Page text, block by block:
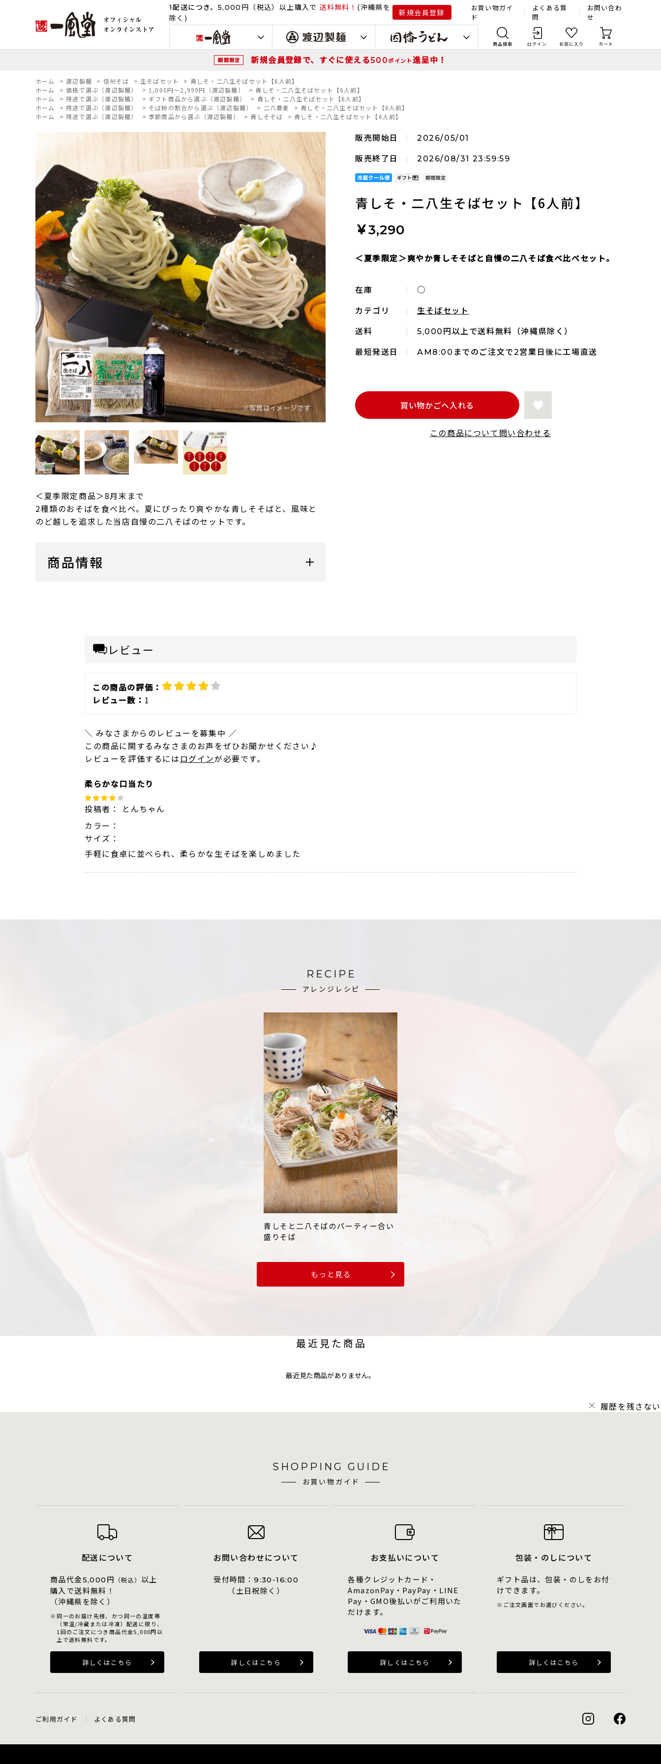
1配送につき、5,000 円（税込） 以上購入で 送料無料！ (沖縄県を
除く)
新規会員登録
お買い物ガイ
ド
よくある質
問
お問い合わ
せ
商品検索 ログイン お気に入り カート
期間限定 新規会員登録で、すぐに使える500ポイント進呈中！
ホーム >渡辺製麺 > 信州そば > 生そばセット > 青しそ・二八生そばセット【6人前】
ホーム
>価格で選ぶ（渡辺製麺） > 1,000円～2,999円（渡辺製麺） > 青しそ・二八生そばセット【6人前】
ホーム
> 用途で選ぶ（渡辺製麺） > ギフト商品から選ぶ（渡辺製麺） > 青しそ・二八生そばセット【6人前】
ホーム
> 用途で選ぶ（渡辺製麺） > そば粉の割合から選ぶ（渡辺製麺） > 二八蕎麦 > 青しそ・二八生そばセット【6人前】
ホーム
> 用途で選ぶ（渡辺製麺） > 季節商品から選ぶ（渡辺製麺） > 青しそそば > 青しそ・二八生そばセット【6人前】
＜夏季限定商品＞8月末まで
2種類のおそばを食べ比べ。夏にぴったり爽やかな青しそそばと、風味と
のど越しを追求した当店自慢の二八そばのセットです。
商品情報
＜夏季限定＞爽やか青しそそばと自慢の二八そば食べ比べセット。
青しそ・二八生そばセット【6人前】
￥3,290
販売開始日 2026/05/01
販売終了日 2026/08/31 23:59:59
在庫 ○
カテゴリ 生そばセット
送料 5,000円以上で送料無料（沖縄県除く）
最短発送日 AM8:00までのご注文で2営業日後に工場直送
買い物かごへ入れる
この商品について問い合わせる
レビュー
この商品の評価：
レビュー数： 1
＼ みなさまからのレビューを募集中 ／
この商品に関するみなさまのお声をぜひお聞かせください♪
レビューを評価するには ログインが必要です。
柔らかな口当たり
投稿者：
とんちゃん
カラー：
サイズ：
手軽に食卓に並べられ、柔らかな生そばを楽しめました
RECIPE
アレンジレシピ
青しそと二八そばのパーティー合い
盛りそば
もっと見る
最近見た商品
最近見た商品がありません。
履歴を残さない
SHOPPING GUIDE
お買い物ガイド
配送について
商品代金5,000 円 （税込） 以上
購入で送料無料！
（沖縄県を除く）
同一のお届け先様、かつ同一の温度帯
（常温/冷蔵または冷凍）配送に限り、
1回のご注文につき商品代金5,000円以
上で送料無料です。
詳しくはこちら
お問い合わせについて
受付時間：9:30-16:00
（土日祝除く）
詳しくはこちら
お支払いについて
各種クレジットカード・
AmazonPay・PayPay・LINE
Pay・GMO後払いがご利用いた
だけます。
詳しくはこちら
包装・のしについて
ギフト品は、包装・のしをお付
けできます。
ご注文画面でお選びください。
詳しくはこちら
ご利用ガイド よくある質問